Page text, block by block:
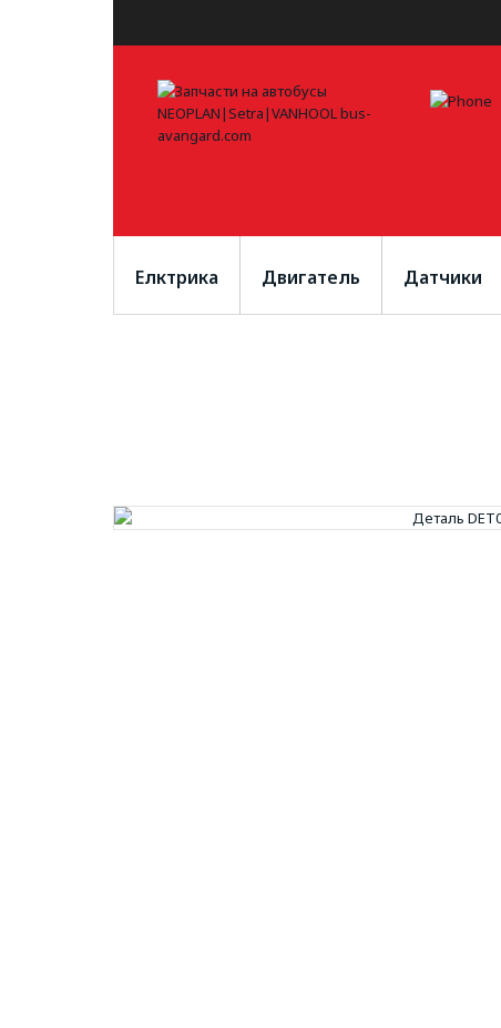
Елктрика Двигатель Датчики